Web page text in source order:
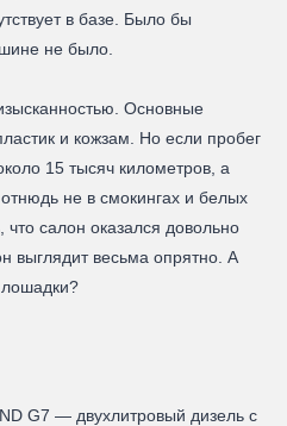
в базе. Было бы
не было.
Основные
и кожзам. Но если пробег
15 тысяч километров, а
не в смокингах и белых
что салон оказался довольно
выглядит весьма опрятно. А
G7 — двухлитровый дизель с